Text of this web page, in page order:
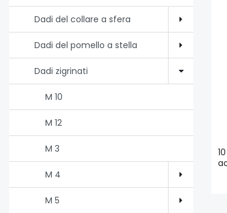
Dadi del collare a sfera
Dadi del pomello a stella
Dadi zigrinati
M 10
M 12
M 3
M 4
M 5